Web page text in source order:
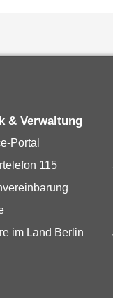
& Verwaltung
Portal
115
im Land Berlin